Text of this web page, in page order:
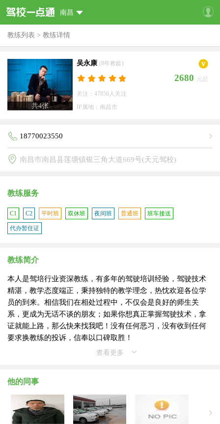
南昌
教练列表 > 教练详情
共4张
吴永康 (8年教龄)
2680 元起
关注：47856人关注
IP属地：南昌市
18770023550
南昌市南昌县莲塘镇银三角大道669号(天元驾校)
教练服务
C1 C2 平时班 双休班 夜间班 普通班 班车接送
代办暂住证
教练简介
本人是驾培行业资深教练，有多年的驾驶培训经验，驾驶技术
精湛，教学态度端正，秉持独特的教学理念，热忱欢迎各位学
员的到来。相信我们在相处过程中，不仅会是良好的师生关
系，更成为无话不谈的朋友；如果你想真正掌握驾驶技术，拿
证就能上路，那么快来找我吧！没有任何恶习，没有收到任何
要求换教练的投诉，信奉以口碑取胜！
查看更多
他的同事